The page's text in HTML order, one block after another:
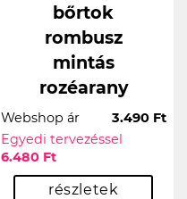
bőrtok
rombusz
mintás
rozéarany
Webshop ár
3.490 Ft
Egyedi tervezéssel
6.480 Ft
részletek